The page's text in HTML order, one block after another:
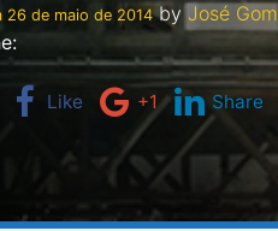
26 de maio de 2014by José
Like +1 Share